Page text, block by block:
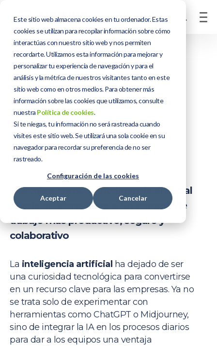
Este sitio web almacena cookies en tu ordenador. Estas
cookies se utilizan para recopilar información sobre cómo
interactúas con nuestro sitio web y nos permiten
recordarte. Utilizamos esta información para mejorar y
personalizar tu experiencia de navegación y para el
análisis y la métrica de nuestros visitantes tanto en este
sitio web como en otros medios. Para obtener más
información sobre las cookies que utilizamos, consulte
nuestra Política de cookies.
Si te niegas, tu información no será rastreada cuando
visites este sitio web. Se utilizará una sola cookie en su
navegador para recordar su preferencia de no ser
rastreado.
Configuración de las cookies
Aceptar Cancelar
5 formas de impulsar
a tu equipo con los
nuevos ordenadores
HP con IA
Descubre cómo la inteligencia artificial
puede ayudarte a crear un entorno de
trabajo más productivo, seguro y
colaborativo
La inteligencia artificial ha dejado de ser
una curiosidad tecnológica para convertirse
en un recurso clave para las empresas. Ya no
se trata solo de experimentar con
herramientas como ChatGPT o Midjourney,
sino de integrar la IA en los procesos diarios
para dar a los equipos una ventaja